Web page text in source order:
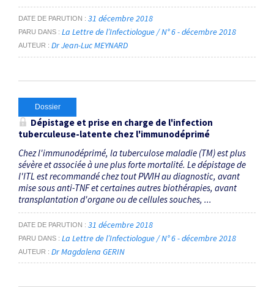
DATE DE PARUTION 31 décembre 2018
PARU DANS La Lettre de l’Infectiologue / N° 6 - décembre 2018
AUTEUR Dr Jean-Luc MEYNARD
Dossier
Dépistage et prise en charge de l'infection
tuberculeuse-latente chez l'immunodéprimé
Chez l'immunodéprimé, la tuberculose maladie (TM) est plus
sévère et associée à une plus forte mortalité. Le dépistage de
l'ITL est recommandé chez tout PVVIH au diagnostic, avant
mise sous anti-TNF et certaines autres biothérapies, avant
transplantation d'organe ou de cellules souches, ...
DATE DE PARUTION 31 décembre 2018
PARU DANS La Lettre de l’Infectiologue / N° 6 - décembre 2018
AUTEUR Dr Magdalena GERIN